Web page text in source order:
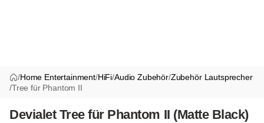
/Home Entertainment/HiFi/Audio Zubehör/Zubehör Lautsprecher
/Tree für Phantom II
Devialet Tree für Phantom II (Matte Black)